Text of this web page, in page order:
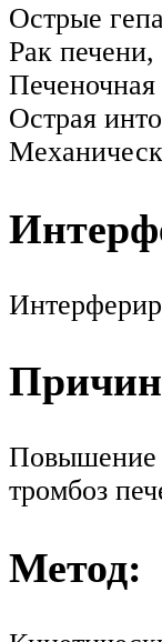
Острые
Рак печени,
Печеночная
Острая
Повышение
тромбоз
Метод: